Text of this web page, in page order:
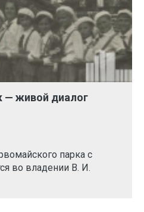
— живой диалог
парка с
во владении В. И.